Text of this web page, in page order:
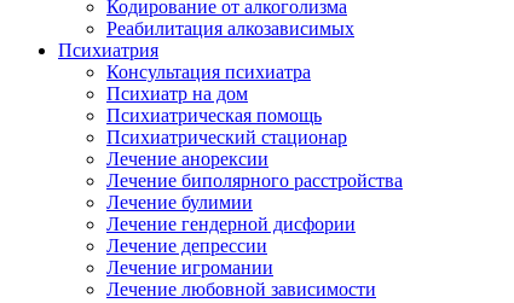
Кодирование от алкоголизма
Реабилитация алкозависимых
Психиатрия
Консультация психиатра
Психиатр на дом
Психиатрическая помощь
Психиатрический стационар
Лечение анорексии
Лечение биполярного расстройства
Лечение булимии
Лечение гендерной дисфории
Лечение депрессии
Лечение игромании
Лечение любовной зависимости